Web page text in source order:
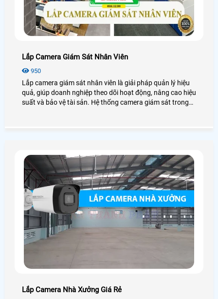
Lắp Camera Giám Sát Nhân Viên
950
Lắp camera giám sát nhân viên là giải pháp quản lý hiệu
quả, giúp doanh nghiệp theo dõi hoạt động, nâng cao hiệu
suất và bảo vệ tài sản. Hệ thống camera giám sát trong
Lắp Camera Nhà Xưởng Giá Rẻ